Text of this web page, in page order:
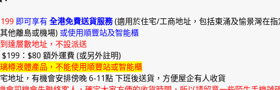
即可享有 全港免費送貨服務(適用於住宅/工商地址，包括東涌及愉景灣在指
他離島或機場) 或使用順豐站及智能櫃
達層數地址，不設派送
：$80 額外運費 (或另外註明)
樽液體產品，不能使用順豐站或智能櫃
地址，有機會安排傍晚 6-11點 下班後送貨，方便屋企有人收貨